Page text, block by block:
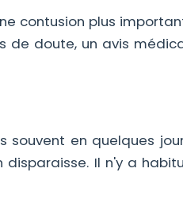
contusion plus
de doute, un avis
souvent en quelques
Il n'y a